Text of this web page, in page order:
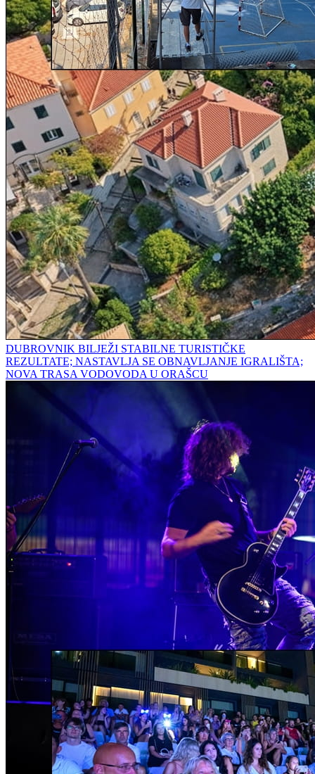
DUBROVNIK BILJEŽI STABILNE TURISTIČKE
REZULTATE; NASTAVLJA SE OBNAVLJANJE IGRALIŠTA;
NOVA TRASA VODOVODA U ORAŠCU